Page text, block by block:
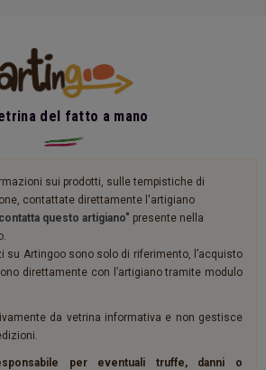
del fatto a mano
sui prodotti, sulle tempistiche di
contattate direttamente l'artigiano
questo artigiano" presente nella
su Artingoo sono solo di riferimento, l’acquisto
direttamente con l’artigiano tramite modulo
da vetrina informativa e non gestisce
per eventuali truffe, danni o